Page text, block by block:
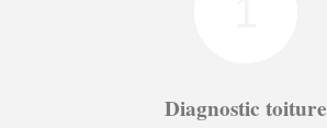
Diagnostic toiture